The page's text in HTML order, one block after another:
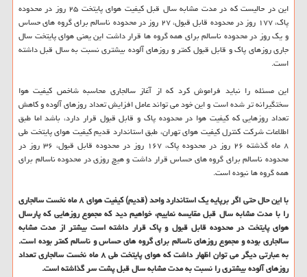
این در حالیست که در مدت مشابه سال قبل کیفیت هوای پایتخت ۲۵ روز در محدوده
پاک، ۱۷۷ روز در محدوده قابل قبول، ۲۷ روز در محدوده ناسالم برای گروه های حساس
و یک روز در محدوده ناسالم برای همه گروه ها قرار داشت این یعنی هوای پایتخت سال
جاری روزهای پاک و قابل قبول کمتر و روزهای آلوده بیشتری نسبت به سال قبل داشته
است.
این مسئله را نباید فراموش کرد که از آغاز سالجاری محاسبه شاخص کیفیت هوا
سختگیرانه تر شده است و این خود می تواند عامل افزایش تعداد روزهای آلوده و کاهش
تعداد روزهایی که کیفیت هوا در محدوده پاک و قابل قبول قرار دارد، باشد اما طبق
اطلاعات شرکت کنترل کیفیت هوای تهران، طبق استاندارد قدیم کیفیت هوای پایتخت طی
۸ ماه گذشته ۲۶ روز در محدوده پاک، ۱۶۷ روز در محدوده قابل قبول، ۳۶ روز در
محدوده ناسالم برای گروه های حساس قرار داشت و هیچ روزی در محدوده ناسالم برای
همه گروه ها نبوده است.
با این حال حتی اگر برپایه یک استاندارد واحد (قدیم) کیفیت هوای ۸ ماه نخست سالجاری
را با مدت مشابه سال قبل مقایسه نماییم، خواهیم دید که مجموع روزهایی که پارسال
هوای پایتخت در محدوده قابل قبول و پاک قرار داشته است بیشتر از مدت مشابه
سالجاری بوده و مجموع روزهای ناسالم برای گروه های حساس و ناسالم کمتر بوده است.
به عبارتی دیگر می توان اظهار داشت که هوای پایتخت طی ۸ ماه نخست سالجاری تعداد
روزهای آلوده بیشتری را نسبت به مدت مشابه سال قبل پشت سر گذاشته است.